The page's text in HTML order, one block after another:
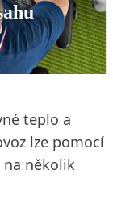
teplo a
lze pomocí
na několik